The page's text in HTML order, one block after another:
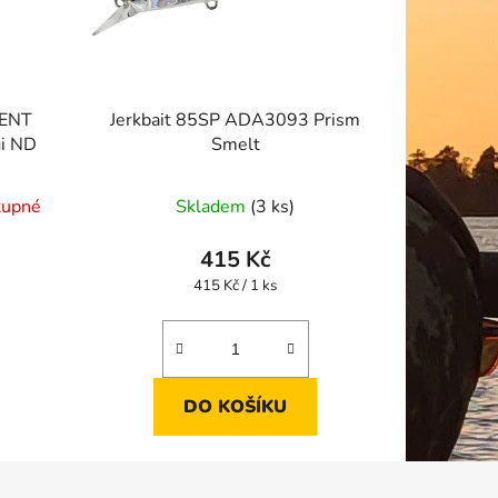
ND
Jerkbait 85SP ADA3093 Prism
Smelt
Skladem (3 ks)
415 Kč
Měrná
415 Kč / 1 ks
DO KOŠÍKU